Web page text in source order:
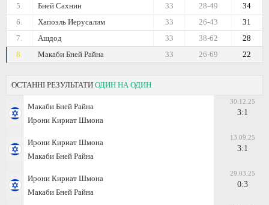
5.
Бней Сахнин 34
28-49
33
6.
Хапоэль Иерусалим 31
26-43
33
7.
Ашдод 28
38-62
33
8.
Макаби Бней Райна 22
26-69
33
ОСТАННІ РЕЗУЛЬТАТИ ОДИН НА ОДИН
Макаби Бней Райна
Ирони Кириат Шмона
30.12.25
3:1
Ирони Кириат Шмона
Макаби Бней Райна
13.09.25
3:1
Ирони Кириат Шмона
Макаби Бней Райна
29.03.25
0:3